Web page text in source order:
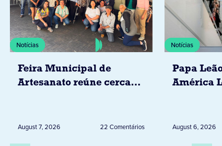
Notícias
Feira Municipal de
Artesanato reúne cerca
August 7, 2026 22 Comentários
Notícias
Papa
América
Peru
August 6, 2026